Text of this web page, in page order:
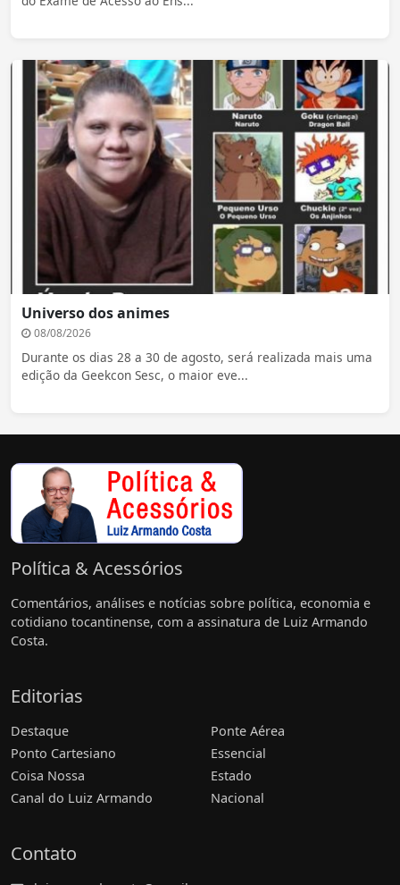
Universo dos animes
08/08/2026
Durante os dias 28 a 30 de agosto, será realizada mais uma
edição da Geekcon Sesc, o maior eve...
Política & Acessórios
Comentários, análises e notícias sobre política, economia e
cotidiano tocantinense, com a assinatura de Luiz Armando
Costa.
Editorias
Destaque
Ponto Cartesiano
Coisa Nossa
Canal do Luiz Armando
Ponte Aérea
Essencial
Estado
Nacional
Contato